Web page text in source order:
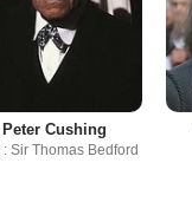
Peter Cushing
: Sir Thomas Bedford